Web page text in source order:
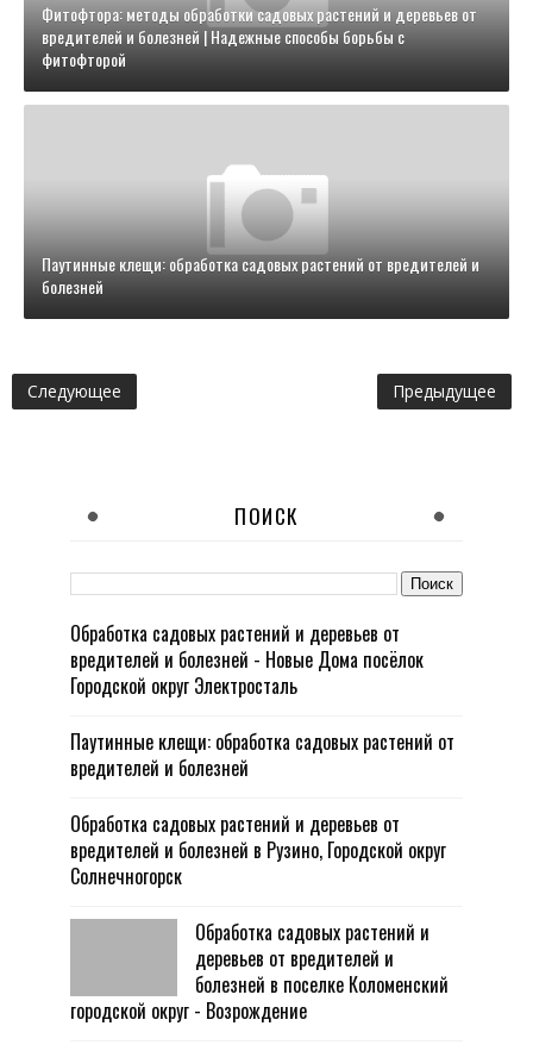
Фитофтора: методы обработки садовых растений и деревьев от
вредителей и болезней | Надежные способы борьбы с
фитофторой
Паутинные клещи: обработка садовых растений от вредителей и
болезней
Следующее Предыдущее
ПОИСК
Обработка садовых растений и деревьев от
вредителей и болезней - Новые Дома посёлок
Городской округ Электросталь
Паутинные клещи: обработка садовых растений от
вредителей и болезней
Обработка садовых растений и деревьев от
вредителей и болезней в Рузино, Городской округ
Солнечногорск
Обработка садовых растений и
деревьев от вредителей и
болезней в поселке Коломенский
городской округ - Возрождение